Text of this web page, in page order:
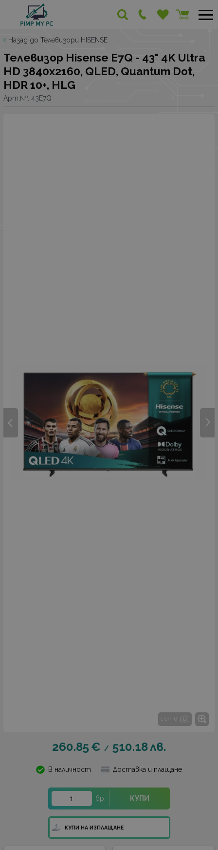
Назад до Телевизори HISENSE
Телевизор Hisense E7Q - 43" 4K Ultra
HD 3840x2160, QLED, Quantum Dot,
HDR 10+, HLG
Арт.№: 43E7Q
1 от 6
260.85€ / 510.18лв.
В наличност Доставка и плащане
бр. КУПИ
КУПИ НА ИЗПЛАЩАНЕ